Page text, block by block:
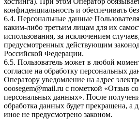
конфиденциальность и обеспечивать
6.4. Персональные данные
каким-либо третьим лицам для их
использования, за исключением
предусмотренных действующим
Российской Федерации.
6.5. Пользователь может в любой
согласие на обработку персональных
Оператору уведомление на адрес
ooosegem@mail.ru с пометкой «Отзыв
персональных данных». После
обработка данных будет прекращена, а
иное не предусмотрено законом.